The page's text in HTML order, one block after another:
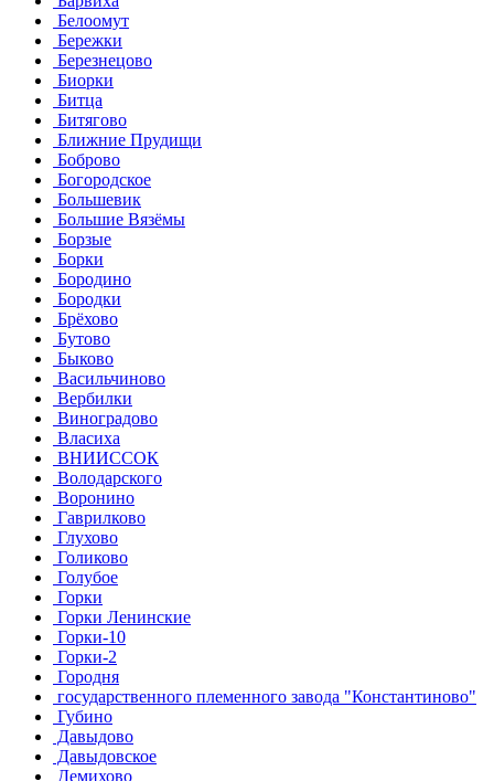
Белоомут
Бережки
Березнецово
Биорки
Битца
Битягово
Ближние Прудищи
Боброво
Богородское
Большевик
Большие Вязёмы
Борзые
Борки
Бородино
Бородки
Брёхово
Бутово
Быково
Васильчиново
Вербилки
Виноградово
Власиха
ВНИИССОК
Володарского
Воронино
Гаврилково
Глухово
Голиково
Голубое
Горки
Горки Ленинские
Горки-10
Горки-2
Городня
государственного племенного завода "Константиново"
Губино
Давыдово
Давыдовское
Демихово